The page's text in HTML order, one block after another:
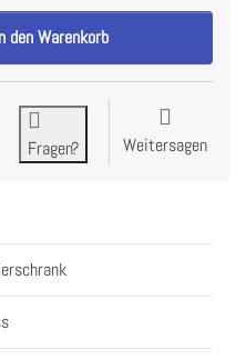
Serie 6 Freistehender
den Warenkorb
Fragen? Weitersagen